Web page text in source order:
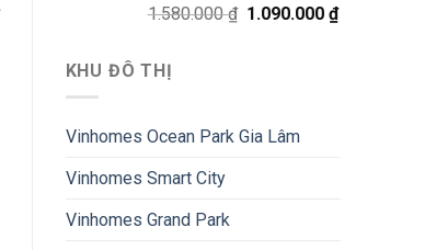
1.580.000₫ 1.090.000₫
KHU ĐÔ THỊ
Vinhomes Ocean Park Gia Lâm
Vinhomes Smart City
Vinhomes Grand Park